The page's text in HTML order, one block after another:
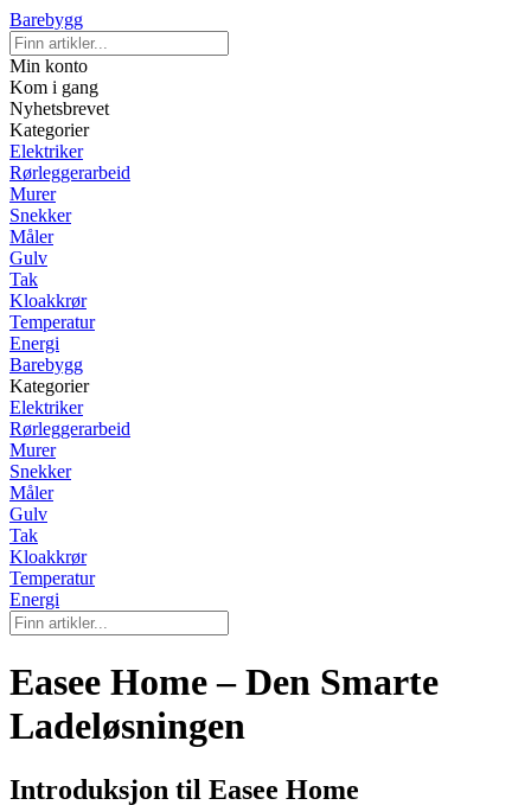
Barebygg
Min konto
Kom i gang
Nyhetsbrevet
Kategorier
Elektriker
Rørleggerarbeid
Murer
Snekker
Måler
Gulv
Tak
Kloakkrør
Temperatur
Energi
Barebygg
Kategorier
Elektriker
Rørleggerarbeid
Murer
Snekker
Måler
Gulv
Tak
Kloakkrør
Temperatur
Energi
Easee Home – Den Smarte
Ladeløsningen
Introduksjon til Easee Home